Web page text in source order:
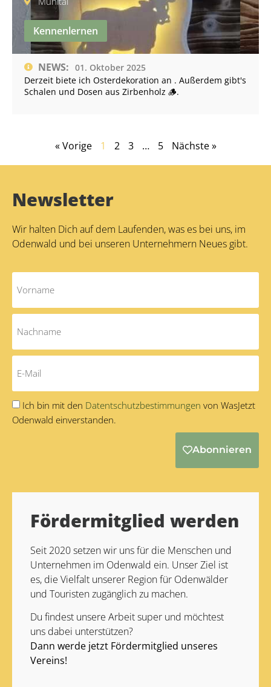
Kennenlernen
NEWS: 01. Oktober 2025
Derzeit biete ich Osterdekoration an . Außerdem gibt's
Schalen und Dosen aus Zirbenholz 🪵.
« Vorige 1 2 3 … 5 Nächste »
Newsletter
Wir halten Dich auf dem Laufenden, was es bei uns, im
Odenwald und bei unseren Unternehmern Neues gibt.
Ich bin mit den Datentschutzbestimmungen von WasJetzt
Odenwald einverstanden.
Abonnieren
Fördermitglied werden
Seit 2020 setzen wir uns für die Menschen und
Unternehmen im Odenwald ein. Unser Ziel ist
es, die Vielfalt unserer Region für Odenwälder
und Touristen zugänglich zu machen.
Du findest unsere Arbeit super und möchtest
uns dabei unterstützen?
Dann werde jetzt Fördermitglied unseres
Vereins!